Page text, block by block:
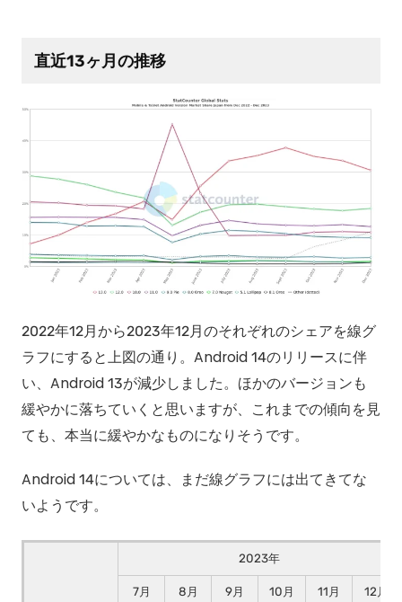
直近13ヶ月の推移
2022年12月から2023年12月のそれぞれのシェアを線グ
ラフにすると上図の通り。Android 14のリリースに伴
い、Android 13が減少しました。ほかのバージョンも
緩やかに落ちていくと思いますが、これまでの傾向を見
ても、本当に緩やかなものになりそうです。
Android 14については、まだ線グラフには出てきてな
いようです。
2023年
7月
8月 9月 10月 11月
12月